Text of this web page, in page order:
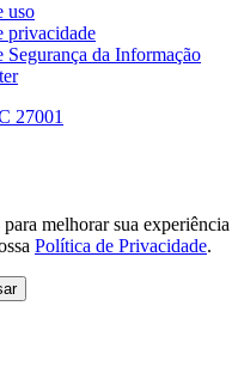
uso
privacidade
Segurança da Informação
melhorar sua experiência
Política de Privacidade.